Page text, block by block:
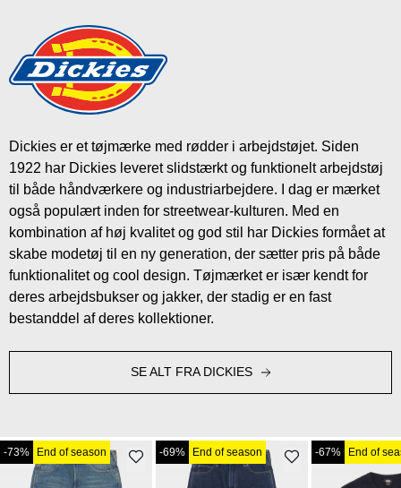
Dickies er et tøjmærke med rødder i arbejdstøjet. Siden
1922 har Dickies leveret slidstærkt og funktionelt arbejdstøj
til både håndværkere og industriarbejdere. I dag er mærket
også populært inden for streetwear-kulturen. Med en
kombination af høj kvalitet og god stil har Dickies formået at
skabe modetøj til en ny generation, der sætter pris på både
funktionalitet og cool design. Tøjmærket er især kendt for
deres arbejdsbukser og jakker, der stadig er en fast
bestanddel af deres kollektioner.
SE ALT FRA DICKIES
-73% End of season -69% End of season -67% End of